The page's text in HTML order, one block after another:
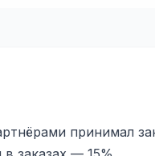
принимал